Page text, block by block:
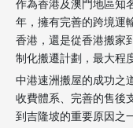
作為香港及澳門地區知
年，擁有完善的跨境運
香港，還是從香港搬家
制化搬遷計劃，最大程
中港速洲搬屋的成功之
收費體系、完善的售後
到吉隆坡的重要原因之